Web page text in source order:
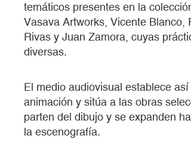
temáticos presentes en la
Vasava Artworks, Vicente Blanco,
Rivas y Juan Zamora, cuyas
diversas.
El medio audiovisual establece
animación y sitúa a las obras
parten del dibujo y se expanden
la escenografía.